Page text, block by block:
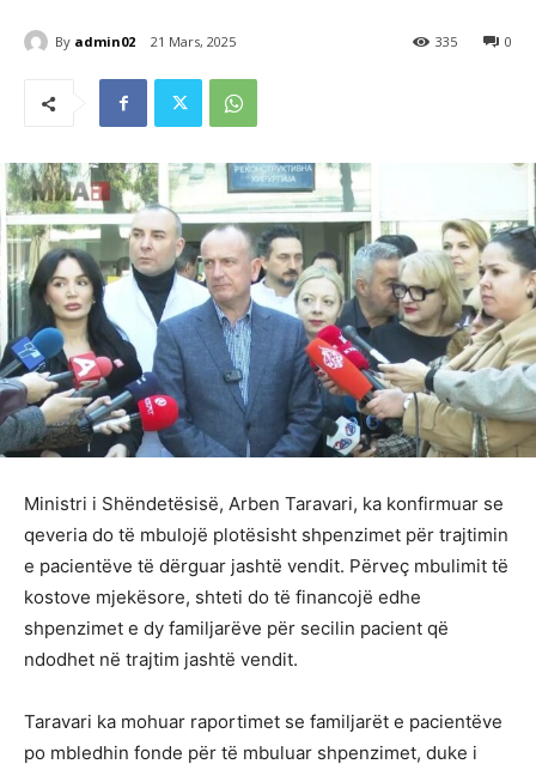
By admin02 21 Mars, 2025 0
335
Ministri i Shëndetësisë, Arben Taravari, ka konfirmuar se
qeveria do të mbulojë plotësisht shpenzimet për trajtimin
e pacientëve të dërguar jashtë vendit. Përveç mbulimit të
kostove mjekësore, shteti do të financojë edhe
shpenzimet e dy familjarëve për secilin pacient që
ndodhet në trajtim jashtë vendit.
Taravari ka mohuar raportimet se familjarët e pacientëve
po mbledhin fonde për të mbuluar shpenzimet, duke i